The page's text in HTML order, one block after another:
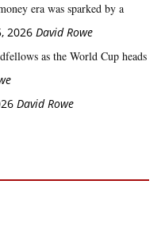
era was sparked by a
2026 David Rowe
as the World Cup heads
David Rowe